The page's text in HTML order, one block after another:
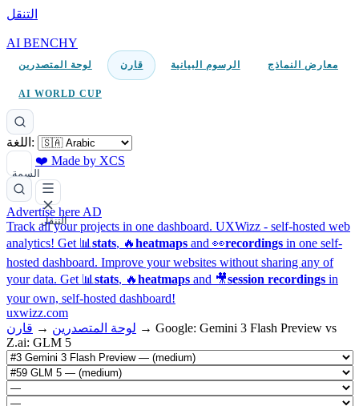
التنقل
AI BENCHY
لوحة المتصدرين قارن الرسوم البيانية معارض النماذج
AI WORLD CUP
اللغة:
السمة
❤️ Made by XCS
التنقل
Advertise here AD
Track all your projects in one dashboard. UXWizz - self-hosted web
analytics! Get 📊 stats, 🔥heatmaps and 👀recordings in one self-
hosted dashboard. Improve your websites without sharing any of
your data. Get 📊 stats, 🔥heatmaps and 🎥session recordings in
your own, self-hosted dashboard!
uxwizz.com
لوحة المتصدرين → قارن → Google: Gemini 3 Flash Preview vs
Z.ai: GLM 5